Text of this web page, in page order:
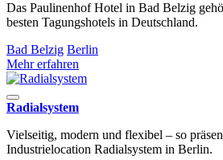
Das Paulinenhof Hotel in Bad Belzig
besten Tagungshotels in Deutschland.
Bad Belzig Berlin
Mehr erfahren
Radialsystem
Vielseitig, modern und flexibel – so
Industrielocation Radialsystem in Berlin.